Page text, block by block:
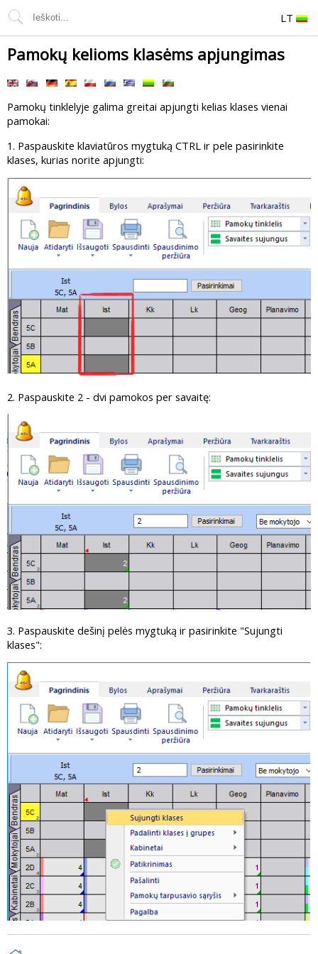
LT
Pamokų kelioms klasėms apjungimas
Pamokų tinklelyje galima greitai apjungti kelias klases vienai
pamokai:
1. Paspauskite klaviatūros mygtuką CTRL ir pele pasirinkite
klases, kurias norite apjungti:
2. Paspauskite 2 - dvi pamokos per savaitę:
3. Paspauskite dešinį pelės mygtuką ir pasirinkite "Sujungti
klases":